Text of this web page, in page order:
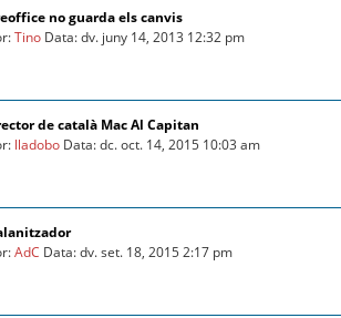
no guarda els canvis
Tino Data: dv. juny 14, 2013 12:32 pm
de català Mac Al Capitan
lladobo Data: dc. oct. 14, 2015 10:03 am
AdC Data: dv. set. 18, 2015 2:17 pm